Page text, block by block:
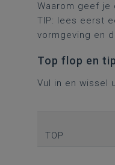
Waarom geef
TIP: lees eerst
vormgeving en
Top flop en tip
Vul in en wissel
TOP